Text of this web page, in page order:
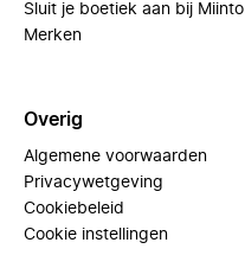
Sluit je boetiek aan bij Miinto
Merken
Overig
Algemene voorwaarden
Privacywetgeving
Cookiebeleid
Cookie instellingen